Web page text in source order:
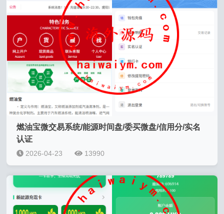
燃油宝微交易系统/能源时间盘/委买微盘/信用分/实名
认证
2026-04-23 13990